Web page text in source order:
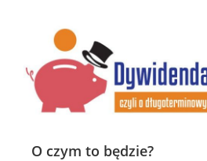
O czym to będzie?